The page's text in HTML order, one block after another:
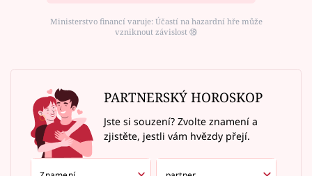
Ministerstvo financí varuje: Účastí na hazardní hře může
vzniknout závislost ⑱
PARTNERSKÝ HOROSKOP
Jste si souzení? Zvolte znamení a
zjistěte, jestli vám hvězdy přejí.